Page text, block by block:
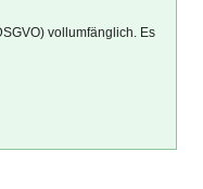
vollumfänglich. Es